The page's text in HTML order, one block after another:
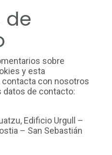
de
sobre
y esta
contacta con nosotros
datos de contacto:
Edificio Urgull –
– San Sebastián